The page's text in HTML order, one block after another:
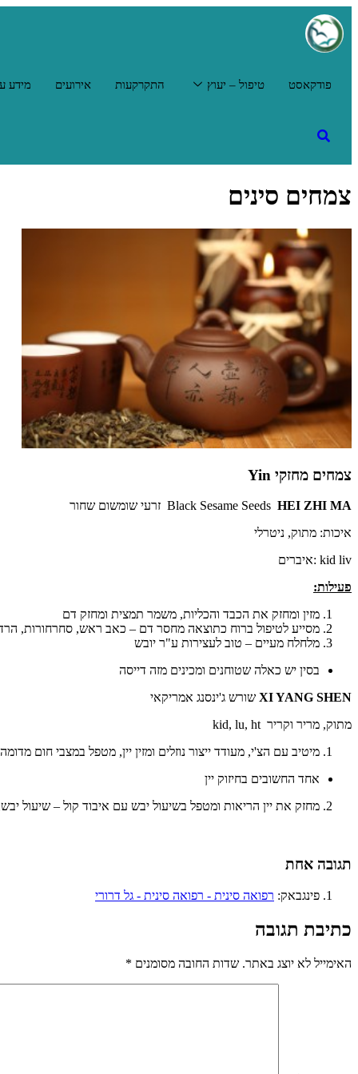
פודקאסט טיפול – יעוץ התקרקעות אירועים מידע
צמחים סינים
צמחים מחזקי Yin
Black Sesame Seeds HEI ZHI MA
זרעי שומשום שחור
איכות: מתוק, ניטרלי
kid liv :איברים
פעילות:
מזין ומחזק את הכבד והכליות, משמר תמצית ומחזק דם
מסייע לטיפול ברוח כתוצאה מחסר דם – כאב ראש, סחרחורות,
מלחלח מעיים – טוב לעצירות ע"ר יובש
בסין יש כאלה שטוחנים ומכינים מזה דייסה
XI YANG SHEN שורש ג'ינסנג אמריקאי
מתוק, מריר וקריר kid, lu, ht
מיטיב עם הצ'י, מעודד ייצור נוזלים ומזין יין, מטפל במצבי חום
אחד החשובים בחיזוק יין
מחזק את יין הריאות ומטפל בשיעול יבש עם איבוד קול – שיעול
תגובה אחת
פינגבאק: רפואה סינית - רפואה סינית - גל דרורי
כתיבת תגובה
האימייל לא יוצג באתר. שדות החובה מסומנים *